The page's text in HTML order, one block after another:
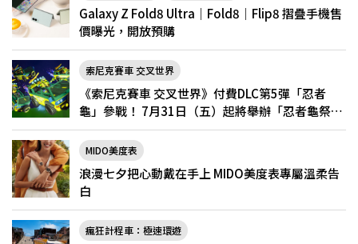
Galaxy Z Fold8 Ultra｜Fold8｜Flip8 摺疊手機售
價曝光，開放預購
索尼克賽車 交叉世界
《索尼克賽車 交叉世界》付費DLC第5彈「忍者
龜」參戰！ 7月31日（五）起將舉辦「忍者龜祭
典」
MIDO美度表
浪漫七夕把心動戴在手上 MIDO美度表專屬溫柔告
白
瘋狂計程車：極速環遊